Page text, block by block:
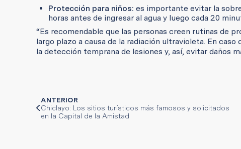
Protección para niños: es importante evitar la
horas antes de ingresar al agua y luego cada 20
“Es recomendable que las personas creen rutinas de
largo plazo a causa de la radiación ultravioleta. En
la detección temprana de lesiones y, así, evitar daños
ANTERIOR
Chiclayo: Los sitios turísticos más famosos y solicitados
en la Capital de la Amistad